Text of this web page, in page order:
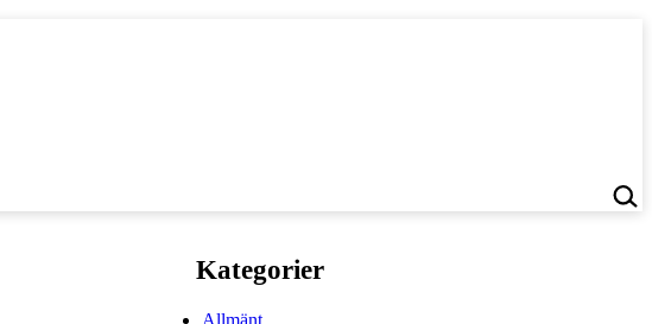
Kategorier
Allmänt